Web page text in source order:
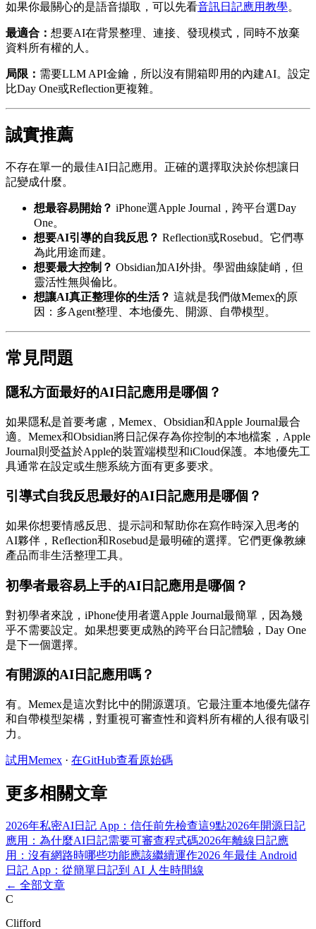
如果你最關心的是語音擷取，可以先看音訊日記應用教學。
最適合： 想要AI在背景整理、連接、發現模式，同時不放棄
資料所有權的人。
局限： 需要LLM API金鑰，所以沒有開箱即用的內建AI。設定
比Day One或Reflection更複雜。
誠實推薦
不存在單一的最佳AI日記應用。正確的選擇取決於你想讓日
記變成什麼。
想最容易開始？ iPhone選Apple Journal，跨平台選Day
One。
想要AI引導的自我反思？ Reflection或Rosebud。它們專
為此用途而建。
想要最大控制？ Obsidian加AI外掛。學習曲線陡峭，但
靈活性無與倫比。
想讓AI真正整理你的生活？ 這就是我們做Memex的原
因：多Agent整理、本地優先、開源、自帶模型。
常見問題
隱私方面最好的AI日記應用是哪個？
如果隱私是首要考慮，Memex、Obsidian和Apple Journal最合
適。Memex和Obsidian將日記保存為你控制的本地檔案，Apple
Journal則受益於Apple的裝置端模型和iCloud保護。本地優先工
具通常在設定或生態系統方面有更多要求。
引導式自我反思最好的AI日記應用是哪個？
如果你想要情感反思、提示詞和幫助你在寫作時深入思考的
AI夥伴，Reflection和Rosebud是最明確的選擇。它們更像教練
產品而非生活整理工具。
初學者最容易上手的AI日記應用是哪個？
對初學者來說，iPhone使用者選Apple Journal最簡單，因為幾
乎不需要設定。如果想要更成熟的跨平台日記體驗，Day One
是下一個選擇。
有開源的AI日記應用嗎？
有。Memex是這次對比中的開源選項。它最注重本地優先儲存
和自帶模型架構，對重視可審查性和資料所有權的人很有吸引
力。
試用Memex · 在GitHub查看原始碼
更多相關文章
2026年私密AI日記 App：信任前先檢查這9點2026年開源日記
應用：為什麼AI日記需要可審查程式碼2026年離線日記應
用：沒有網路時哪些功能應該繼續運作2026 年最佳 Android
日記 App：從簡單日記到 AI 人生時間線
← 全部文章
C
Clifford